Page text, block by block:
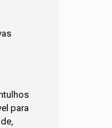
para